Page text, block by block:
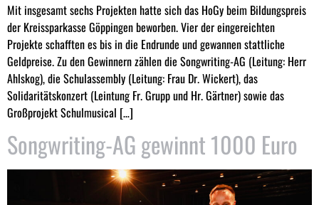
Mit insgesamt sechs Projekten hatte sich das HoGy beim Bildungspreis
der Kreissparkasse Göppingen beworben. Vier der eingereichten
Projekte schafften es bis in die Endrunde und gewannen stattliche
Geldpreise. Zu den Gewinnern zählen die Songwriting-AG (Leitung: Herr
Ahlskog), die Schulassembly (Leitung: Frau Dr. Wickert), das
Solidaritätskonzert (Leintung Fr. Grupp und Hr. Gärtner) sowie das
Großprojekt Schulmusical […]
Songwriting-AG gewinnt 1000 Euro